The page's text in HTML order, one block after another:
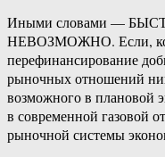
Иными словами —
НЕВОЗМОЖНО. Если,
перефинансирование
рыночных отношений
возможного в плановой
в современной газовой
рыночной системы